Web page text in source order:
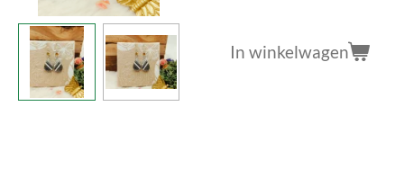
In winkelwagen